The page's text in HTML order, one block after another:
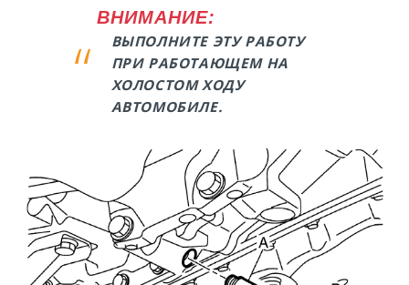
ВНИМАНИЕ:
ВЫПОЛНИТЕ ЭТУ РАБОТУ
ПРИ РАБОТАЮЩЕМ НА
ХОЛОСТОМ ХОДУ
АВТОМОБИЛЕ.